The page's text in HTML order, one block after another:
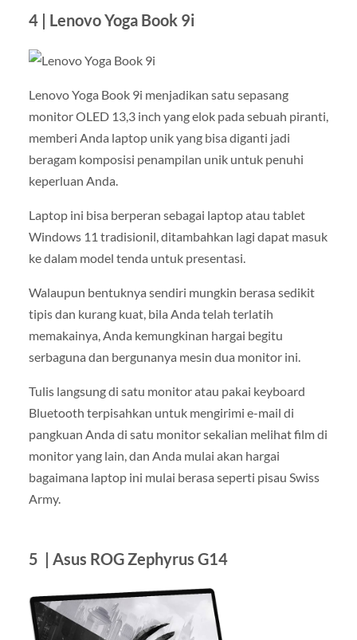
4 | Lenovo Yoga Book 9i
Lenovo Yoga Book 9i menjadikan satu sepasang
monitor OLED 13,3 inch yang elok pada sebuah piranti,
memberi Anda laptop unik yang bisa diganti jadi
beragam komposisi penampilan unik untuk penuhi
keperluan Anda.
Laptop ini bisa berperan sebagai laptop atau tablet
Windows 11 tradisionil, ditambahkan lagi dapat masuk
ke dalam model tenda untuk presentasi.
Walaupun bentuknya sendiri mungkin berasa sedikit
tipis dan kurang kuat, bila Anda telah terlatih
memakainya, Anda kemungkinan hargai begitu
serbaguna dan bergunanya mesin dua monitor ini.
Tulis langsung di satu monitor atau pakai keyboard
Bluetooth terpisahkan untuk mengirimi e-mail di
pangkuan Anda di satu monitor sekalian melihat film di
monitor yang lain, dan Anda mulai akan hargai
bagaimana laptop ini mulai berasa seperti pisau Swiss
Army.
5 | Asus ROG Zephyrus G14